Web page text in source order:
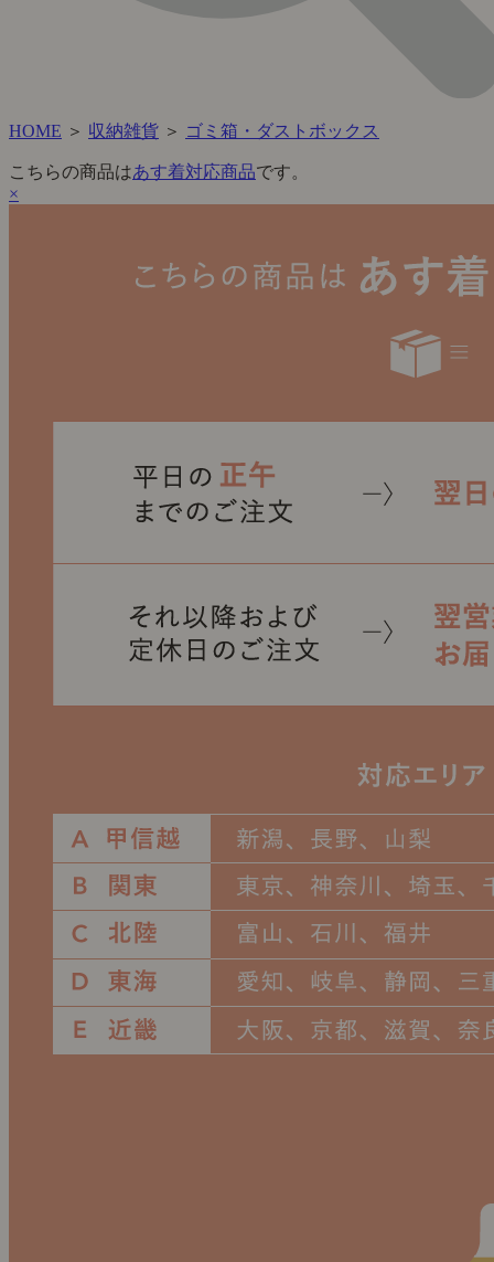
HOME ＞ 収納雑貨 ＞ ゴミ箱・ダストボックス
こちらの商品はあす着対応商品です。
×